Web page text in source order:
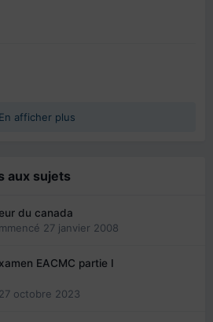
En afficher plus
aux sujets
du canada
27 janvier 2008
EACMC partie I
27 octobre 2023